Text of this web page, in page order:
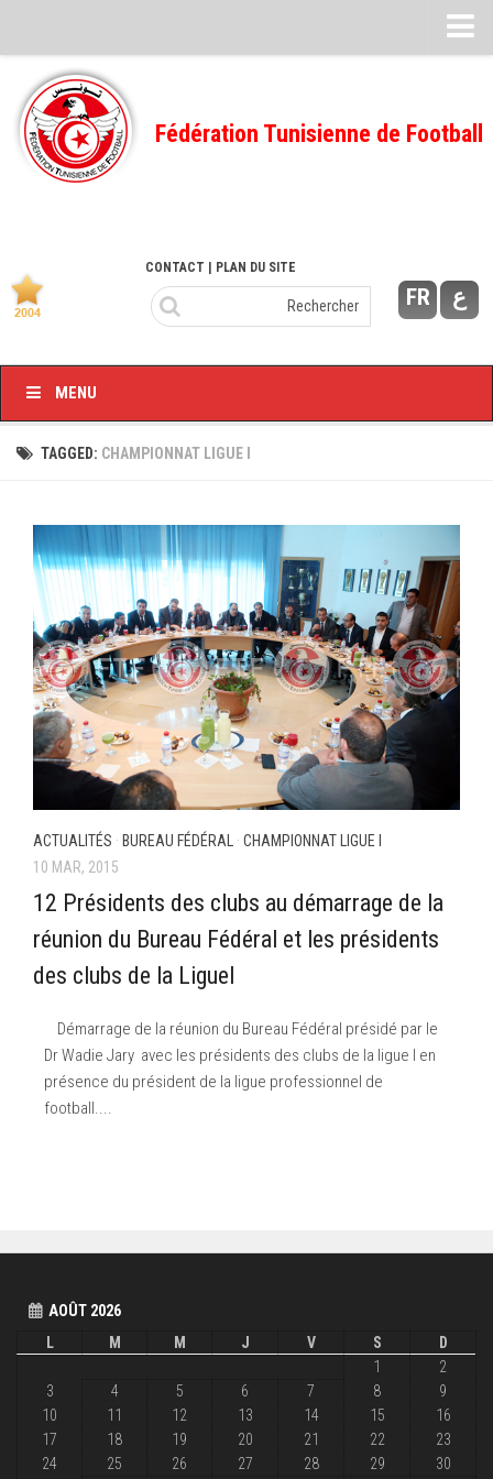
Feuille de match
FMI – 2022/2023
Ligue I – 2022/2023
Ligue I – 2020/2021
Ligue I – 2019/2020
Feuille de match 2017/2018
–Ligue I–
–Ligue II–
Feuille de match 2016/2017
-Ligue I-
-Ligue II-
-Ligue III-
Fédération Tunisienne de Football
FR ع
CONTACT | PLAN DU SITE
MENU
TAGGED: CHAMPIONNAT LIGUE I
ACTUALITÉS · BUREAU FÉDÉRAL · CHAMPIONNAT LIGUE I
10 MAR, 2015
12 Présidents des clubs au démarrage de la
réunion du Bureau Fédéral et les présidents
des clubs de la LigueI
Démarrage de la réunion du Bureau Fédéral présidé par le
Dr Wadie Jary avec les présidents des clubs de la ligue I en
présence du président de la ligue professionnel de
football....
AOÛT 2026
L
M M J V S
D
1
2
3
4 5 6 7 8
9
10
11 12 13 14 15
16
17
18 19 20 21 22
23
24
25 26 27 28 29
30